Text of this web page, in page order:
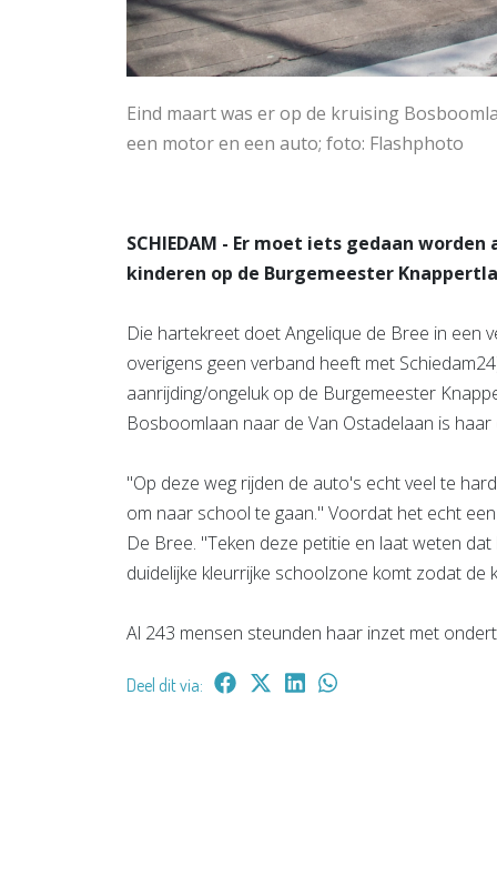
Eind maart was er op de kruising
een motor en een auto; foto: Flashphoto
SCHIEDAM - Er moet iets gedaan
kinderen op de Burgemeester
Die hartekreet doet Angelique de Bree in een
overigens geen verband heeft met
aanrijding/ongeluk op de Burgemeester
Bosboomlaan naar de Van Ostadelaan is
"Op deze weg rijden de auto's echt veel te
om naar school te gaan." Voordat het echt
De Bree. "Teken deze petitie en laat weten
duidelijke kleurrijke schoolzone komt zodat de
Al 243 mensen steunden haar inzet met
Deel dit via: